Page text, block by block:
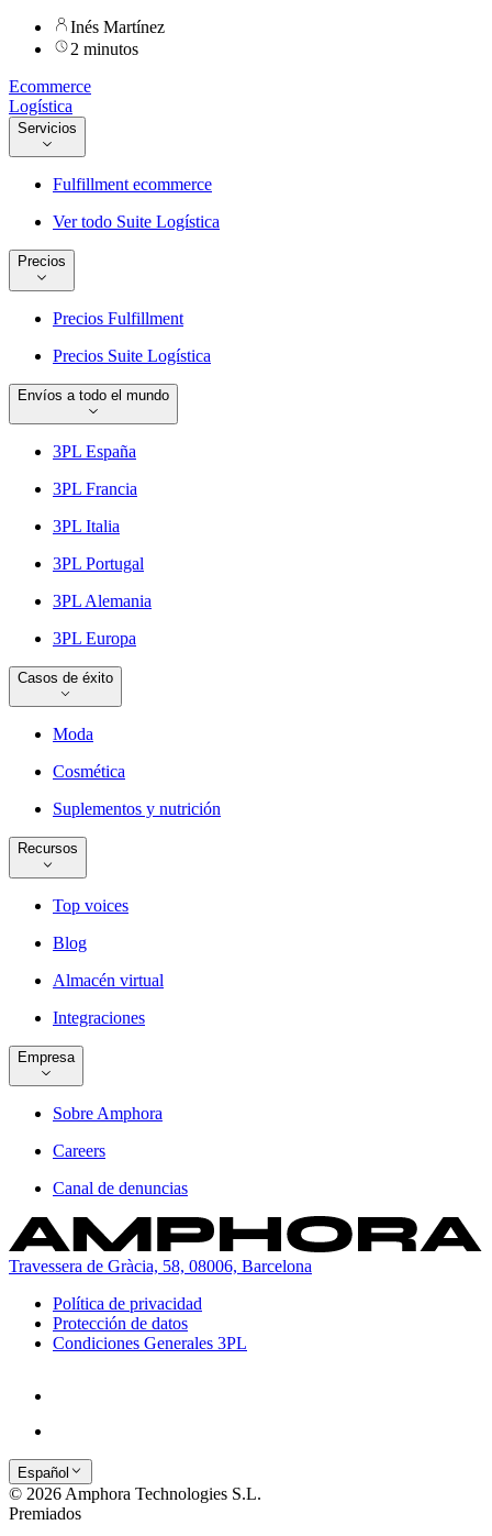
Inés Martínez
2 minutos
Ecommerce
Logística
Servicios
Fulfillment ecommerce
Ver todo Suite Logística
Precios
Precios Fulfillment
Precios Suite Logística
Envíos a todo el mundo
3PL España
3PL Francia
3PL Italia
3PL Portugal
3PL Alemania
3PL Europa
Casos de éxito
Moda
Cosmética
Suplementos y nutrición
Recursos
Top voices
Blog
Almacén virtual
Integraciones
Empresa
Sobre Amphora
Careers
Canal de denuncias
Travessera de Gràcia, 58, 08006, Barcelona
Política de privacidad
Protección de datos
Condiciones Generales 3PL
Español
© 2026 Amphora Technologies S.L.
Premiados